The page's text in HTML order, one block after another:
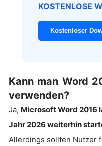
KOSTENLOSE
Kostenloser
Kann man Word
verwenden?
Ja, Microsoft Word 2016
Jahr 2026 weiterhin
Allerdings sollten Nutzer